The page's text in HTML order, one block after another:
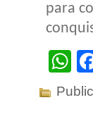
para